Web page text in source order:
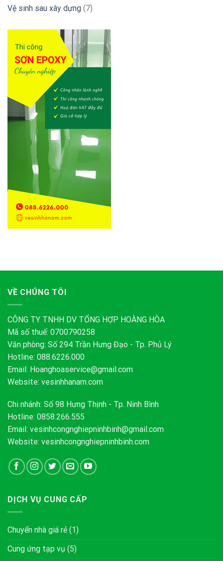
Vệ sinh sau xây dựng (7)
VỀ CHÚNG TÔI
CÔNG TY TNHH DV TỔNG HỢP HOÀNG HÒA
Mã số thuế: 0700790258
Văn phòng: Số 294 Trần Hưng Đạo - Tp. Phủ Lý
Hotline: 088.6226.000
Email: Hoanghoaservice@gmail.com
Website: vesinhhanam.com
Chi nhánh: Số 98 Hưng Thịnh - Tp. Ninh Bình
Hotline: 0858.266.555
Email: vesinhcongnghiepninhbinh@gmail.com
Website: vesinhcongnghiepninhbinh.com
DỊCH VỤ CUNG CẤP
Chuyển nhà giá rẻ (1)
Cung ứng tạp vụ (5)